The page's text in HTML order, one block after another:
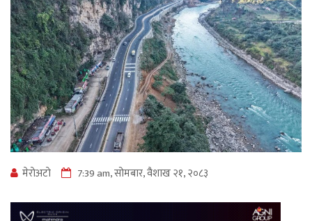
मेराेअटाे 7:39 am, सोमबार, वैशाख २१, २०८३